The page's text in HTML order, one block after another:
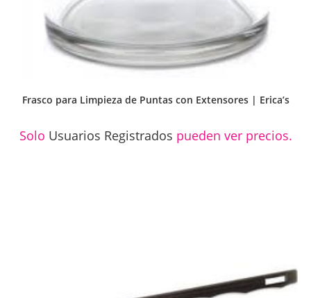
Frasco para Limpieza de Puntas con Extensores | Erica’s
Solo Usuarios Registrados pueden ver precios.